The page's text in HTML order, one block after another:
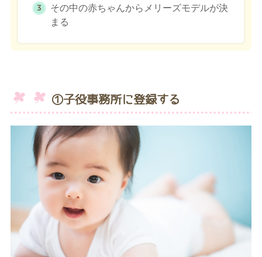
その中の赤ちゃんからメリーズモデルが決
まる
①子役事務所に登録する